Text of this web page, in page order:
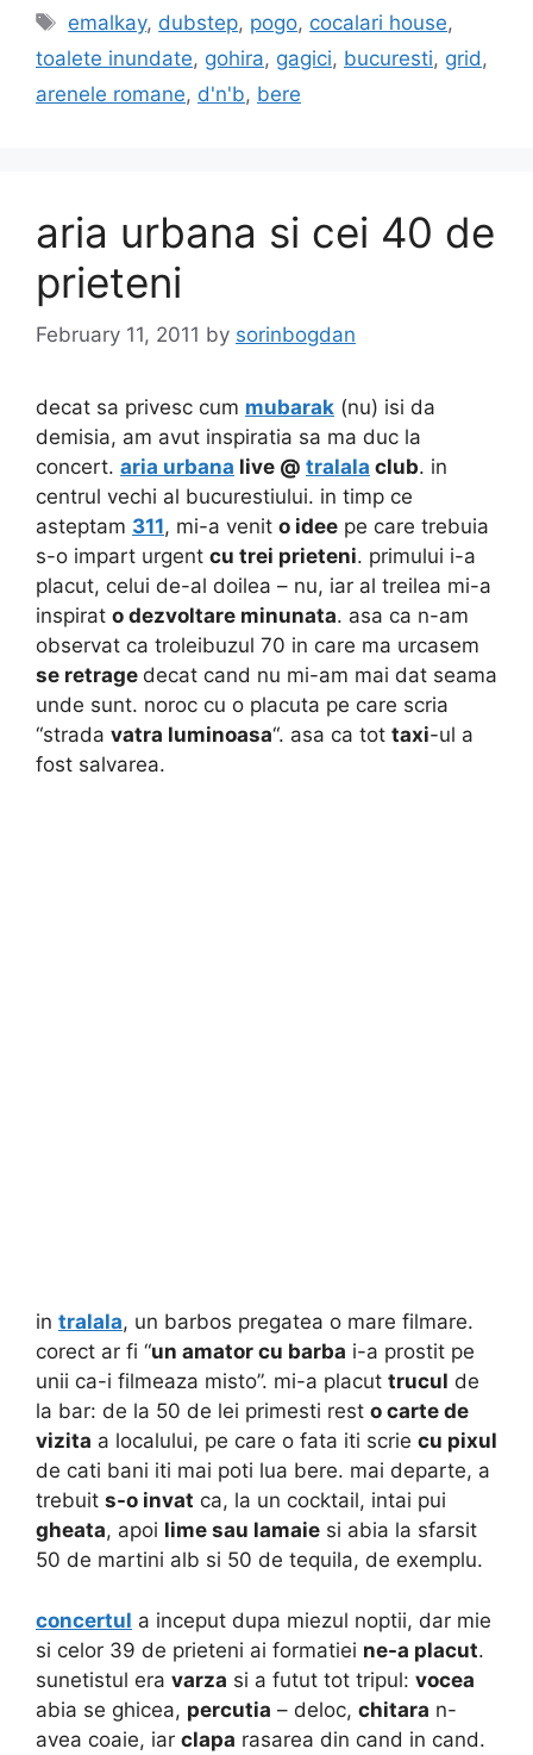
Tags
emalkay, dubstep, pogo, cocalari house,
toalete inundate, gohira, gagici, bucuresti, grid ,
arenele romane, d'n'b, bere
aria urbana si cei 40 de
prieteni
February 11, 2011 by sorinbogdan
decat sa privesc cum mubarak (nu) isi da
demisia, am avut inspiratia sa ma duc la
concert. aria urbana live @ tralala club. in
centrul vechi al bucurestiului. in timp ce
asteptam 311, mi-a venit o idee pe care trebuia
s-o impart urgent cu trei prieteni. primului i-a
placut, celui de-al doilea – nu, iar al treilea mi-a
inspirat o dezvoltare minunata. asa ca n-am
observat ca troleibuzul 70 in care ma urcasem
se retrage decat cand nu mi-am mai dat seama
unde sunt. noroc cu o placuta pe care scria
“strada vatra luminoasa“. asa ca tot taxi-ul a
fost salvarea.
in tralala, un barbos pregatea o mare filmare.
corect ar fi “un amator cu barba i-a prostit pe
unii ca-i filmeaza misto”. mi-a placut trucul de
la bar: de la 50 de lei primesti rest o carte de
vizita a localului, pe care o fata iti scrie cu pixul
de cati bani iti mai poti lua bere. mai departe, a
trebuit s-o invat ca, la un cocktail, intai pui
gheata, apoi lime sau lamaie si abia la sfarsit
50 de martini alb si 50 de tequila, de exemplu.
concertul a inceput dupa miezul noptii, dar mie
si celor 39 de prieteni ai formatiei ne-a placut.
sunetistul era varza si a futut tot tripul: vocea
abia se ghicea, percutia – deloc, chitara n-
avea coaie, iar clapa rasarea din cand in cand.